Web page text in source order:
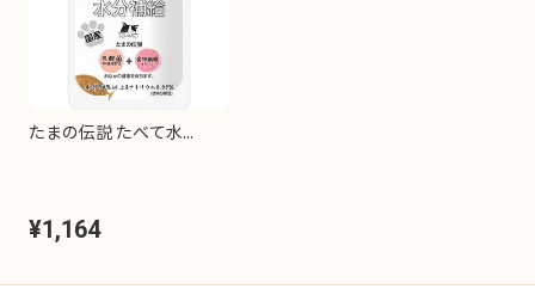
たまの伝説 たべて水...
¥1,164